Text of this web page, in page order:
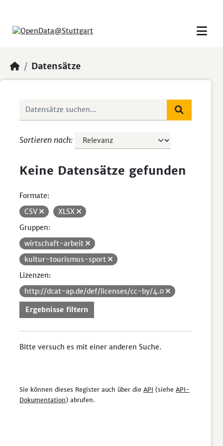
Datensätze
Sortieren nach
Keine Datensätze gefunden
Formate:
CSV
XLSX
Gruppen:
wirtschaft-arbeit
kultur-tourismus-sport
Lizenzen:
http://dcat-ap.de/def/licenses/cc-by/4.0
Ergebnisse filtern
Bitte versuch es mit einer anderen Suche.
Sie können dieses Register auch über die API (siehe API-
Dokumentation) abrufen.